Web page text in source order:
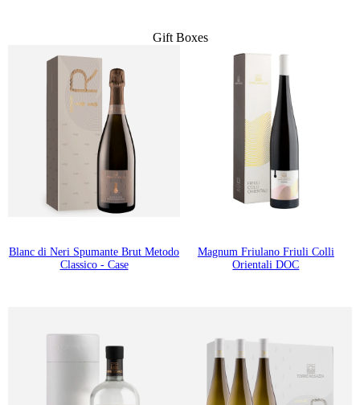
Gift Boxes
Blanc di Neri Spumante Brut Metodo
Classico - Case
Magnum Friulano Friuli Colli
Orientali DOC